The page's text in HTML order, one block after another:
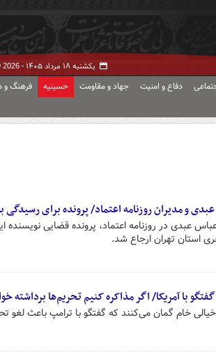
یکشنبه ۱۸ مرداد ۱۴۰۵ - 2026
دفاع و امنیت جهاد و مقاومت حسینیه فرهنگ و
و مدیران روزنامه اعتماد/ پرونده برای رسیدگی
عبدی در روزنامه اعتماد، پرونده قضایی نویسنده
استان تهران ارجاع شد.
با آمریکا/ اگر مذاکره کنیم تحریم‌ها برداشته
خام گمان می‌کنند که گفتگو با ترامپ باعث لغو